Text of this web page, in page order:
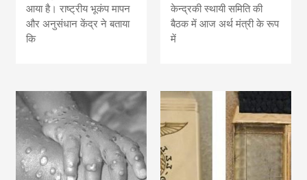
आया है। राष्ट्रीय भूकंप मापन
और अनुसंधान केंद्र ने बताया
कि
केन्द्रकी स्थायी समिति की
बैठक में आज अर्थ मंत्री के रूप
में